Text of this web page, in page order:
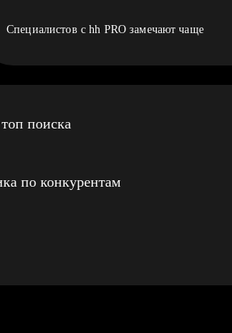
Специалистов с hh PRO замечают чаще
поиска
по конкурентам